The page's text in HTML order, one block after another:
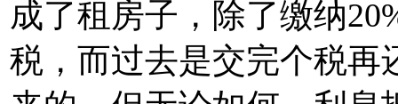
成了租房子，除了缴纳
税，而过去是交完个税再